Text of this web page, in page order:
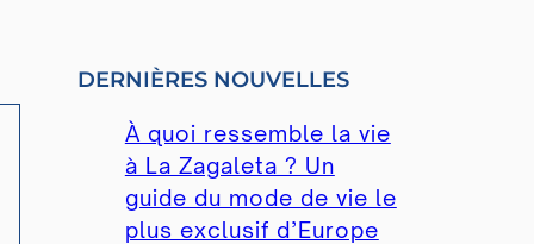
DERNIÈRES NOUVELLES
À quoi ressemble la vie
à La Zagaleta ? Un
guide du mode de vie le
plus exclusif d’Europe